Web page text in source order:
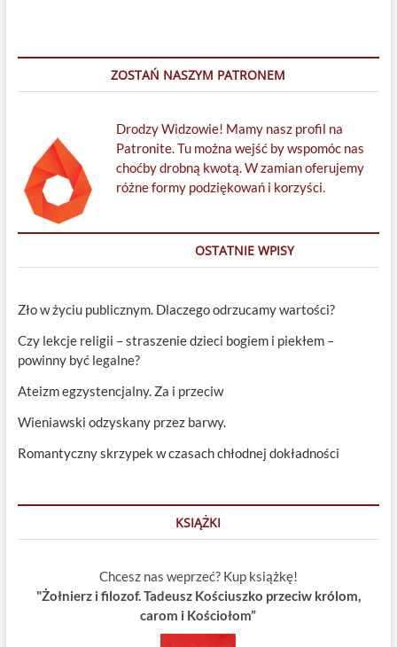
ZOSTAŃ NASZYM PATRONEM
Drodzy Widzowie! Mamy nasz profil na
Patronite. Tu można wejść by wspomóc nas
choćby drobną kwotą. W zamian oferujemy
różne formy podziękowań i korzyści.
OSTATNIE WPISY
Zło w życiu publicznym. Dlaczego odrzucamy wartości?
Czy lekcje religii – straszenie dzieci bogiem i piekłem –
powinny być legalne?
Ateizm egzystencjalny. Za i przeciw
Wieniawski odzyskany przez barwy.
Romantyczny skrzypek w czasach chłodnej dokładności
KSIĄŻKI
Chcesz nas weprzeć? Kup książkę!
"Żołnierz i filozof. Tadeusz Kościuszko przeciw królom,
carom i Kościołom”